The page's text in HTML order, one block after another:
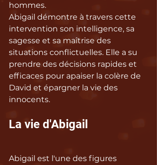
hommes.
Abigail démontre à travers cette
intervention son intelligence, sa
sagesse et sa maîtrise des
situations conflictuelles. Elle a su
prendre des décisions rapides et
efficaces pour apaiser la colère de
David et épargner la vie des
innocents.
La vie d'Abigail
Abigail est l'une des figures